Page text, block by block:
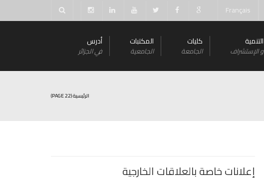
Français
التنمية
و اﻹستشراف
كليات
الجامعة
المكتبات
الجامعية
أدرس
في الجزائر
الرئيسية(PAGE 22)
إعلانات خاصة بالعلاقات الخارجية